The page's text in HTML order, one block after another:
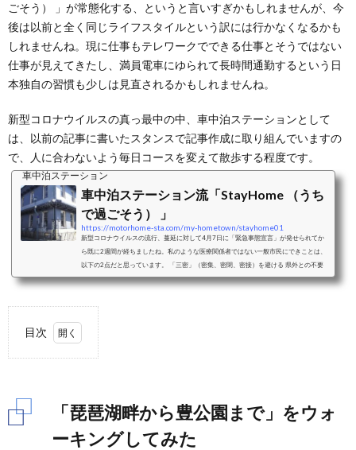
ごそう） 」が常態化する、というと言いすぎかもしれませんが、今
後は以前と全く同じライフスタイルという訳には行かなくなるかも
しれませんね。現に仕事もテレワークでできる仕事とそうではない
仕事が見えてきたし、満員電車にゆられて長時間通勤するという日
本独自の習慣も少しは見直されるかもしれませんね。
新型コロナウイルスの真っ最中の中、車中泊ステーションとして
は、以前の記事に書いたスタンスで記事作成に取り組んでいますの
で、人に合わないよう毎日コースを変えて散歩する程度です。
車中泊ステーション
車中泊ステーション流「StayHome （うち
で過ごそう） 」
https://motorhome-sta.com/my-hometown/stayhome01
新型コロナウイルスの流行、蔓延に対して4月7日に「緊急事態宣言」が発せられてか
ら既に2週間が経ちましたね。私のような医療関係者ではない一般市民にできことは、
以下の2点だと思っています。 「三密」（密集、密閉、密接）を避ける 県外との不要
不急の往来は避ける車中泊ステーションでも上の２つをきっちり守って行動していま
ることにしました。私はサラリーマンなので、せっかくの長期休暇を旅に出ずに過ごす
のはとても残念なことですが、自分の...
目次
1.
「琵琶湖畔から豊公園まで」をウォ
ーキングしてみた